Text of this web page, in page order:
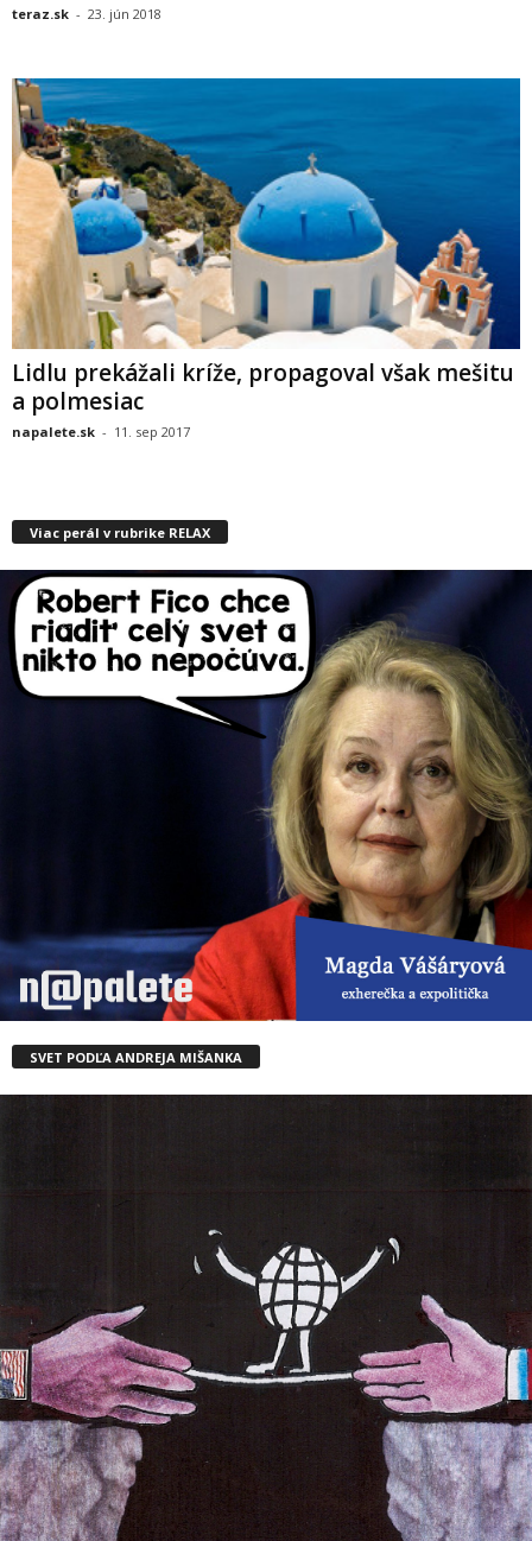
teraz.sk - 23. jún 2018
Lidlu prekážali kríže, propagoval však mešitu
a polmesiac
napalete.sk - 11. sep 2017
Viac perál v rubrike RELAX
SVET PODĽA ANDREJA MIŠANKA